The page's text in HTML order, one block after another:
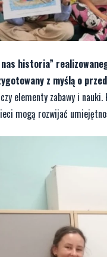
historia”
z myślą o
elementy zabawy i
mogą rozwijać